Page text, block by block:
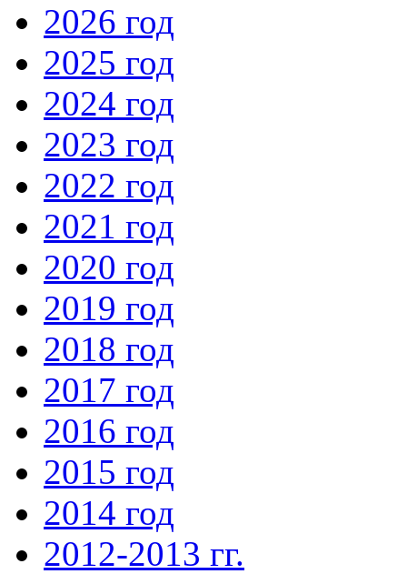
2026 год
2025 год
2024 год
2023 год
2022 год
2021 год
2020 год
2019 год
2018 год
2017 год
2016 год
2015 год
2014 год
2012-2013 гг.